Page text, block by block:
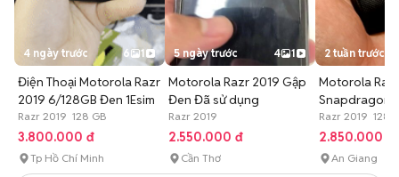
4 ngày trước 6 1
Điện Thoại Motorola Razr
2019 6/128GB Đen 1Esim
Razr 2019 128 GB
3.800.000 đ
Tp Hồ Chí Minh
5 ngày trước 4 1
Motorola Razr 2019 Gập
Đen Đã sử dụng
Razr 2019
2.550.000 đ
Cần Thơ
2 tuần trước
Motorola Razr
Snapdragon
6GB/128GB
Razr 2019 128
2.850.000 đ
An Giang